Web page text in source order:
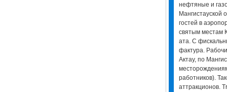
нефтяные и
Мангистауской
гостей в
святым местам
ата. С
фактура.
Актау, по
работников).
аттракционов.